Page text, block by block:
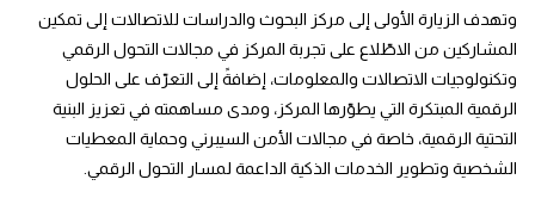
وتهدف الزيارة الأولى إلى مركز البحوث والدراسات للاتصالات إلى تمكين
المشاركين من الاطّلاع على تجربة المركز في مجالات التحول الرقمي
وتكنولوجيات الاتصالات والمعلومات، إضافةً إلى التعرّف على الحلول
الرقمية المبتكرة التي يطوّرها المركز، ومدى مساهمته في تعزيز البنية
التحتية الرقمية، خاصة في مجالات الأمن السيبرني وحماية المعطيات
الشخصية وتطوير الخدمات الذكية الداعمة لمسار التحول الرقمي.